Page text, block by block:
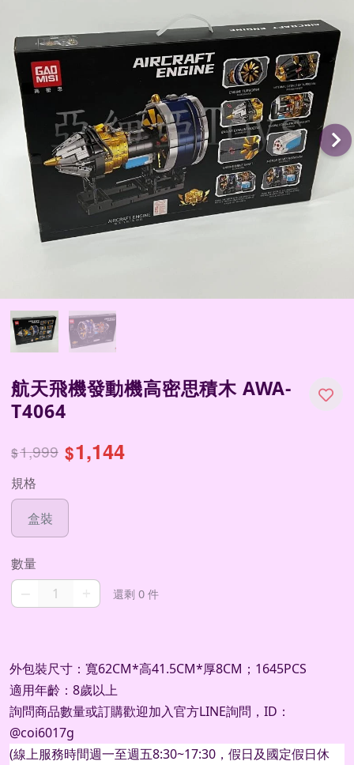
航天飛機發動機高密思積木 AWA-
T4064
$1,999 $1,144
規格
盒裝
數量
還剩 0 件
外包裝尺寸：寬62CM*高41.5CM*厚8CM；1645PCS
適用年齡：8歲以上
詢問商品數量或訂購歡迎加入官方LINE詢問， ID ：
@coi6017g
(線上服務時間週一至週五8:30~17:30 ，假日及國定假日休